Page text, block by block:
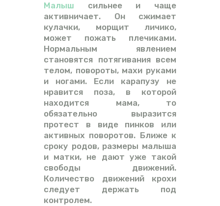
Малыш сильнее и чаще
активничает. Он сжимает
кулачки, морщит личико,
может пожать плечиками.
Нормальным явлением
становятся потягивания всем
телом, повороты, махи руками
и ногами. Если карапузу не
нравится поза, в которой
находится мама, то
обязательно выразится
протест в виде пинков или
активных поворотов. Ближе к
сроку родов, размеры малыша
и матки, не дают уже такой
свободы движений.
Количество движений крохи
следует держать под
контролем.